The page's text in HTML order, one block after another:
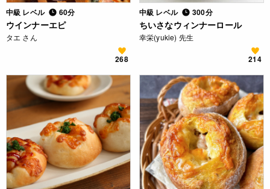
中級 レベル 60分
ウインナーエピ
タエ さん
268
中級 レベル 300分
ちいさなウィンナーロール
幸栄(yukie) 先生
214